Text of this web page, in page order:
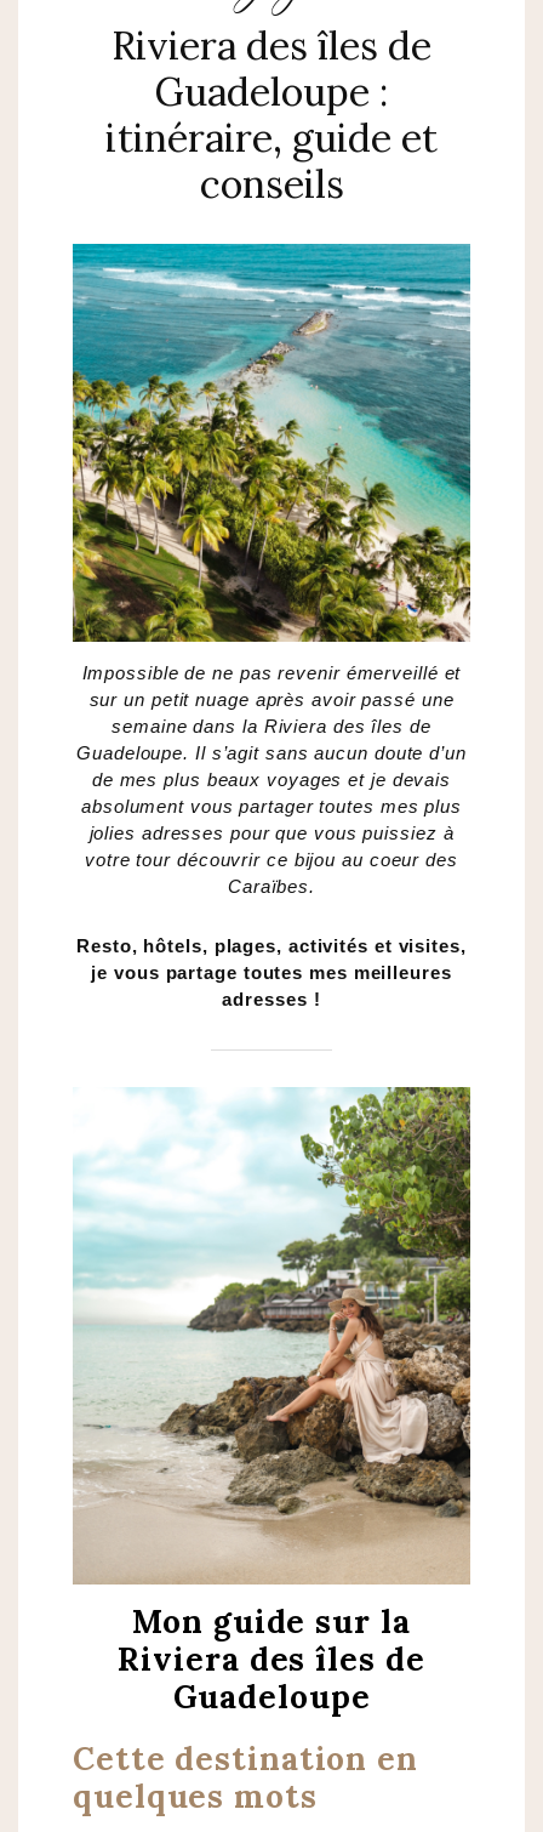
Riviera des îles de
Guadeloupe :
itinéraire, guide et
conseils
Impossible de ne pas revenir émerveillé et
sur un petit nuage après avoir passé une
semaine dans la Riviera des îles de
Guadeloupe. Il s’agit sans aucun doute d’un
de mes plus beaux voyages et je devais
absolument vous partager toutes mes plus
jolies adresses pour que vous puissiez à
votre tour découvrir ce bijou au coeur des
Caraïbes.
Resto, hôtels, plages, activités et visites,
je vous partage toutes mes meilleures
adresses !
Mon guide sur la
Riviera des îles de
Guadeloupe
Cette destination en
quelques mots